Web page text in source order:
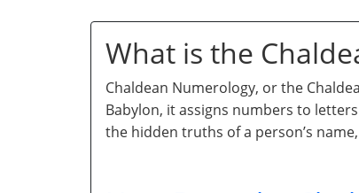
What is the
Chaldean Numerology, or the
Babylon, it assigns numbers to
the hidden truths of a person’s